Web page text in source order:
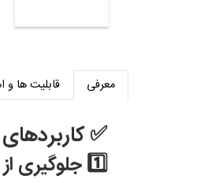
معرفی قابلیت ها و
✅
1️⃣ جلوگیری از رشد بیش از حد ناخن‌ها 🦶